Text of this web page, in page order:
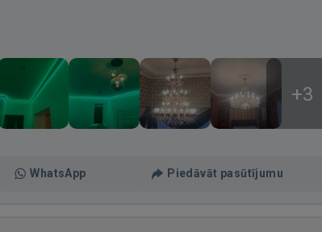
+3
WhatsApp Piedāvāt pasūtījumu